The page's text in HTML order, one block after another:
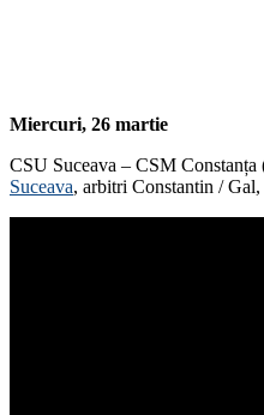
Miercuri, 26 martie
CSU Suceava – CSM
Suceava, arbitri Constantin /